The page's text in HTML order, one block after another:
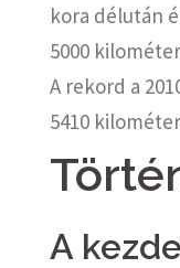
kora délután
5000
A rekord a
5410
A